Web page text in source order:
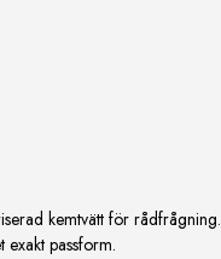
kemtvätt för rådfrågning.
passform.